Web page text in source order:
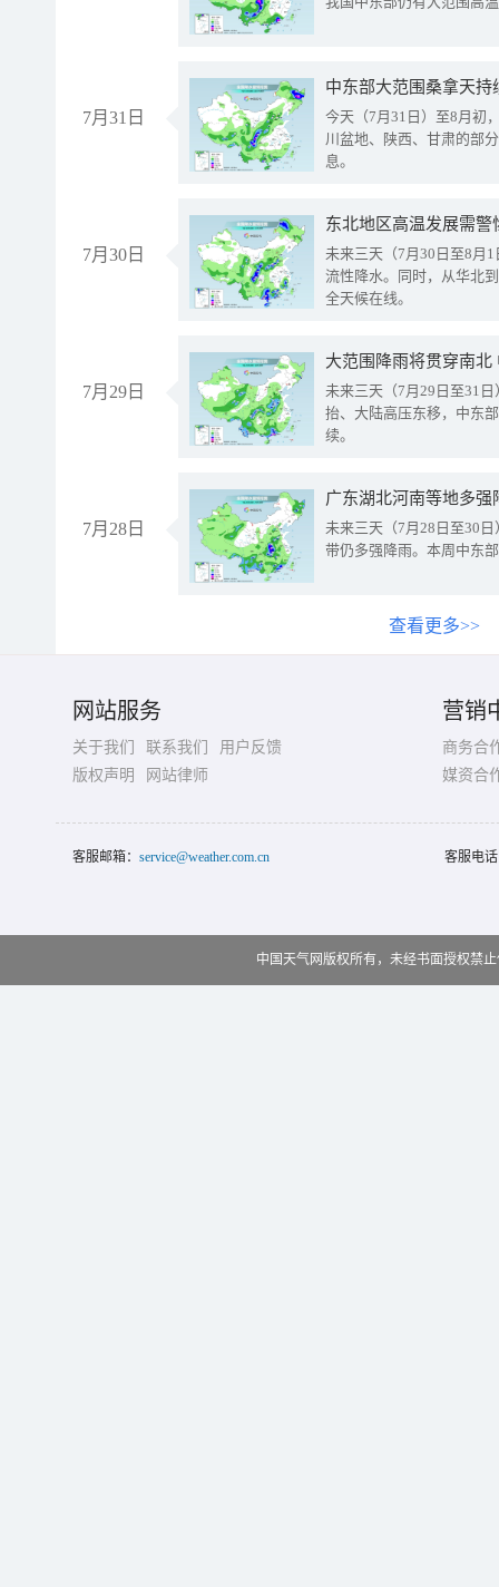
7月31日
中东部大范围桑拿天
今天（7月31日）至8月初
川盆地、陕西、甘肃的部
息。
7月30日
东北地区高温发展需
未来三天（7月30日至8月
流性降水。同时，从华北
全天候在线。
7月29日
大范围降雨将贯穿南
未来三天（7月29日至31
抬、大陆高压东移，中东
续。
7月28日
广东湖北河南等地多
未来三天（7月28日至30
带仍多强降雨。本周中东
查看更多>>
网站服务
关于我们 联系我们
用户反馈
版权声明
网站律师
营销
商务合
媒资合
客服邮箱： service@weather.com.cn 客服电
中国天气网版权所有，未经书面授权